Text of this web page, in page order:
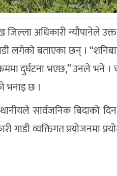
जिल्ला अधिकारी न्यौपानेले
लगेको बताएका छन् ।
दुर्घटना भएछ,” उनले भने
भनाइ छ ।
सार्वजनिक बिदाको
गाडी व्यक्तिगत प्रयोजनमा